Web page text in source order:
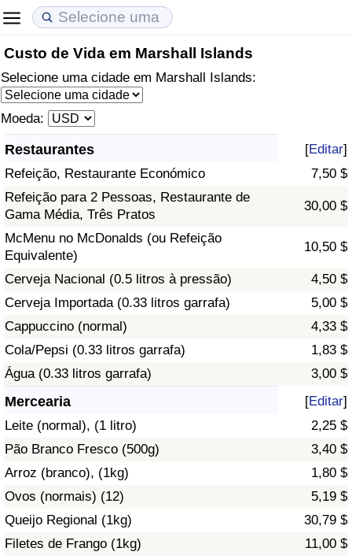
Custo de Vida em Marshall Islands
Selecione uma cidade em Marshall Islands:
Moeda:
Restaurantes [Editar]
Refeição, Restaurante Económico
7,50 $
Refeição para 2 Pessoas, Restaurante de
Gama Média, Três Pratos
30,00 $
McMenu no McDonalds (ou Refeição
Equivalente)
10,50 $
Cerveja Nacional (0.5 litros à pressão)
4,50 $
Cerveja Importada (0.33 litros garrafa)
5,00 $
Cappuccino (normal)
4,33 $
Cola/Pepsi (0.33 litros garrafa)
1,83 $
Água (0.33 litros garrafa)
3,00 $
Mercearia [Editar]
Leite (normal), (1 litro)
2,25 $
Pão Branco Fresco (500g)
3,40 $
Arroz (branco), (1kg)
1,80 $
Ovos (normais) (12)
5,19 $
Queijo Regional (1kg)
30,79 $
Filetes de Frango (1kg)
11,00 $
Custo de Vida
Indicador de Custo de Vida (Atual)
Indicador de Custo de Vida Por País
em Aqaba
Preços de Imóveis
Indicador de Preços de Imóveis (Atual)
Indicador de Preços de Imóveis por País
Qualidade de Vida
Indicador de Qualidade de Vida
Índice de qualidade de vida por país
Crime
Taxa do Indicador de Crime (Atual)
Indicador de Crime
Saúde
Indicador de Saúde (Atual)
Indicador de Saúde
Indicador de Saúde por País
Poluição